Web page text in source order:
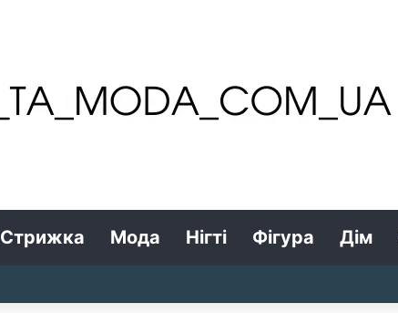
Стрижка Мода Нігті Фігура Дім